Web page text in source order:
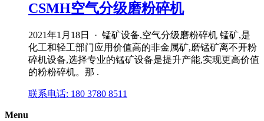
CSMH空气分级磨粉碎机
2021年1月18日 · 锰矿设备,空气分级磨粉碎机 锰矿,是
化工和轻工部门应用价值高的非金属矿,磨锰矿离不开粉
碎机设备,选择专业的锰矿设备是提升产能,实现更高价值
的粉粉碎机。那 .
联系电话: 180 3780 8511
Menu